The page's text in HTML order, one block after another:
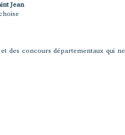
Jean
des concours départementaux qui ne